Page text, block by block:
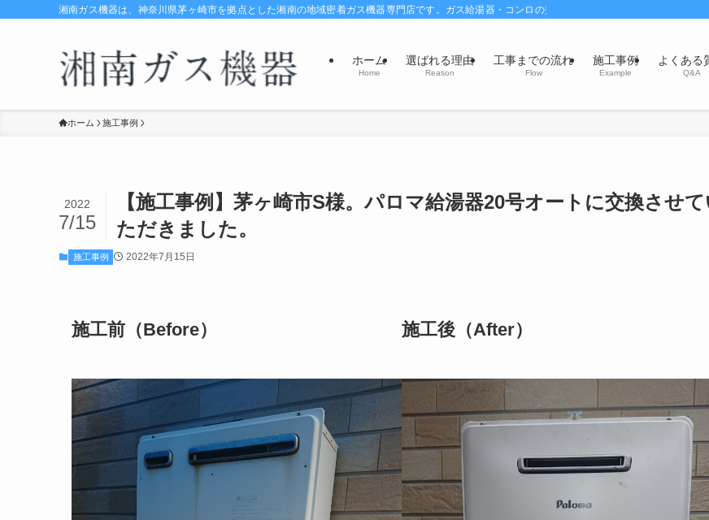
湘南ガス機器は、神奈川県茅ヶ崎市を拠点とした湘南の地域密着ガス機器専門店です。ガス給湯器・コンロの交換・風呂釜交換修理はお任せ
ホーム
Home
選ばれる理由
Reason
工事までの流れ
Flow
施工事例
Example
よくある
Q&A
ホーム 施工事例
【施工事例】茅ヶ崎市S様。パロマ給湯器20号オートに交換させ
ただきました。
2022
7/15
施工事例 2022年7月15日
施工前（Before） 施工後（After）